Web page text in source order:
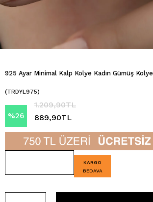
925 Ayar Minimal Kalp Kolye Kadın Gümüş Kolye
(TRDYL975)
%26
İndirim
1.209,90TL
889,90TL
KARGO
BEDAVA